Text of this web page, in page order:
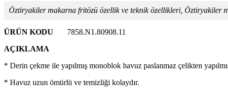
Öztiryakiler makarna fritözü özellik ve teknik özellikleri, Öztiryakiler
ÜRÜN KODU
7858.N1.80908.11
AÇIKLAMA
* Derin çekme ile yapılmış monoblok havuz paslanmaz çelikten
* Havuz uzun ömürlü ve temizliği kolaydır.